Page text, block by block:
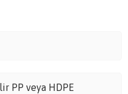
PP veya HDPE